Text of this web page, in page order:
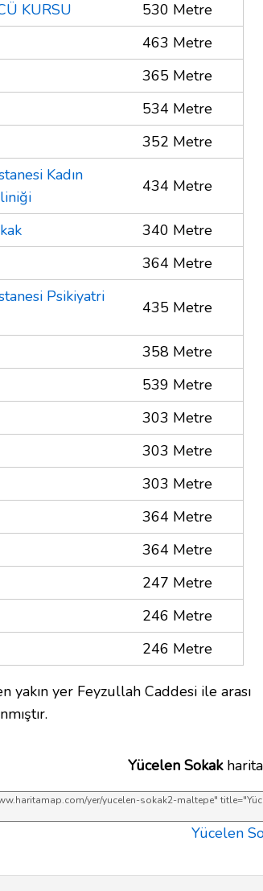
KURSU
530 Metre
463 Metre
365 Metre
534 Metre
352 Metre
Kadın
434 Metre
340 Metre
364 Metre
Psikiyatri
435 Metre
358 Metre
539 Metre
303 Metre
303 Metre
303 Metre
364 Metre
364 Metre
247 Metre
246 Metre
246 Metre
yakın yer Feyzullah Caddesi ile arası
Yücelen Sokak
Yücelen